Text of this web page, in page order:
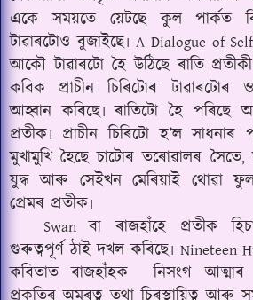
একে সময়তে য়েটছে কুল পাৰ্কত
টাৱাৰটোও বুজাইছে৷ A Dialogue of
আকৌ টাৱাৰটো হৈ উঠিছে ৰাতি
কবিক প্ৰাচীন চিৰিটোৰ
আহ্বান কৰিছে৷ ৰাতিটো হৈ পৰিছে
প্ৰতীক৷ প্ৰাচীন চিৰিটো হ’ল
মুখামুখি হৈছে চাটোৰ তৰোৱালৰ সৈতে,
যুদ্ধ আৰু সেইখন মেৰিয়াই থোৱা
প্ৰেমৰ প্ৰতীক৷
Swanবা ৰাজহাঁহে প্ৰতীক
গুৰুত্বপূৰ্ণ ঠাই দখল কৰিছে৷ Nineteen
কবিতাত ৰাজহাঁহক
নিসংগ